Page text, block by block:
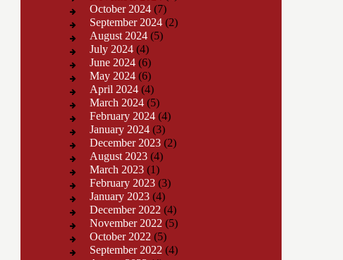
October 2024 (7)
September 2024 (2)
August 2024 (5)
July 2024 (4)
June 2024 (6)
May 2024 (6)
April 2024 (4)
March 2024 (5)
February 2024 (4)
January 2024 (3)
December 2023 (2)
August 2023 (4)
March 2023 (1)
February 2023 (3)
January 2023 (4)
December 2022 (4)
November 2022 (5)
October 2022 (5)
September 2022 (4)